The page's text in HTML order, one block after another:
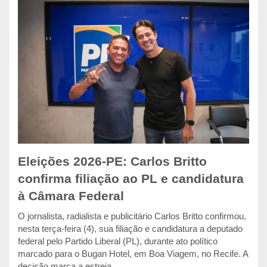
Eleições 2026-PE: Carlos Britto
confirma filiação ao PL e candidatura
à Câmara Federal
O jornalista, radialista e publicitário Carlos Britto confirmou,
nesta terça-feira (4), sua filiação e candidatura a deputado
federal pelo Partido Liberal (PL), durante ato político
marcado para o Bugan Hotel, em Boa Viagem, no Recife. A